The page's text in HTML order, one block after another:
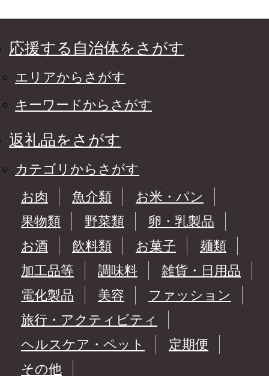
応援する自治体をさがす
エリアからさがす
キーワードからさがす
返礼品をさがす
カテゴリからさがす
お肉
魚介類
お米・パン
果物類
野菜類
卵・乳製品
お酒
飲料類 お菓子
麺類
加工品等
調味料
雑貨・日用品
電化製品
美容
ファッション
旅行・アクティビティ
ヘルスケア・ペット
定期便
その他